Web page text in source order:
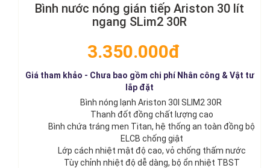
Bình nước nóng gián tiếp Ariston 30 lít
ngang SLim2 30R
3.350.000đ
Giá tham khảo - Chưa bao gồm chi phí Nhân công & Vật tư
lắp đặt
Bình nóng lạnh Ariston 30l SLIM2 30R
Thanh đốt đồng chất lượng cao
Bình chứa tráng men Titan, hệ thống an toàn đồng bộ
ELCB chống giật
Lớp cách nhiệt mật độ cao, vỏ chống thấm nước
Tùy chỉnh nhiệt độ dễ dàng, bộ ổn nhiệt TBST